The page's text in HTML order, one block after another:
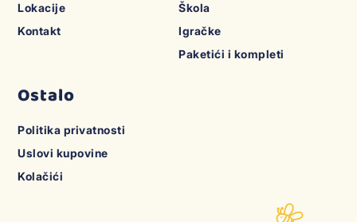
Lokacije
Kontakt
Škola
Igračke
Paketići i kompleti
Ostalo
Politika privatnosti
Uslovi kupovine
Kolačići